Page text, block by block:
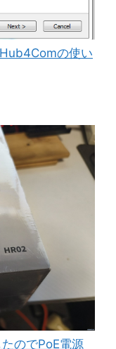
の使い
のでPoE電源